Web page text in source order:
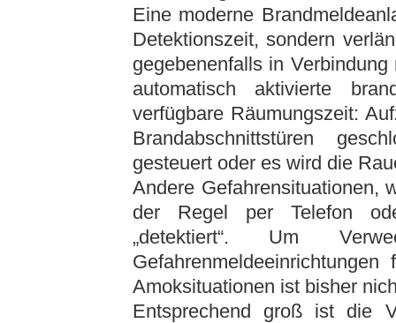
Eine moderne
Detektionszeit, sondern
gegebenenfalls in
automatisch aktivierte
verfügbare Räumungszeit:
Brandabschnittstüren
gesteuert oder es wird die
Andere Gefahrensituationen,
der Regel per Telefon
„detektiert“. Um
Amoksituationen ist bisher
Entsprechend groß ist die